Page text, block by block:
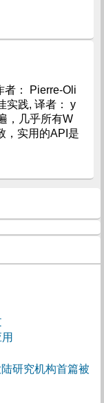
者： Pierre-Oli
实践, 译者： y
，几乎所有W
，实用的API是
研究机构首篇被